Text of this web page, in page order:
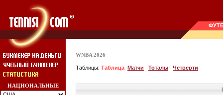
НАЦИОНАЛЬНЫЕ
WNBA 2026
Таблицы: Таблица Матчи Тоталы Четверти